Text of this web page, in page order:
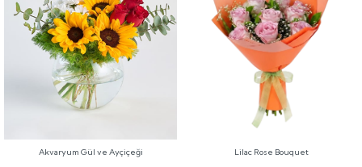
Akvaryum Gül ve Ayçiçeği Lilac Rose Bouquet